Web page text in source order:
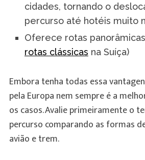
cidades, tornando o
percurso até hotéis muito
Oferece rotas
rotas clássicas na Suíça)
Embora tenha todas essa
pela Europa nem sempre é a
os casos. Avalie primeiramente o
percurso comparando as formas
avião e trem.